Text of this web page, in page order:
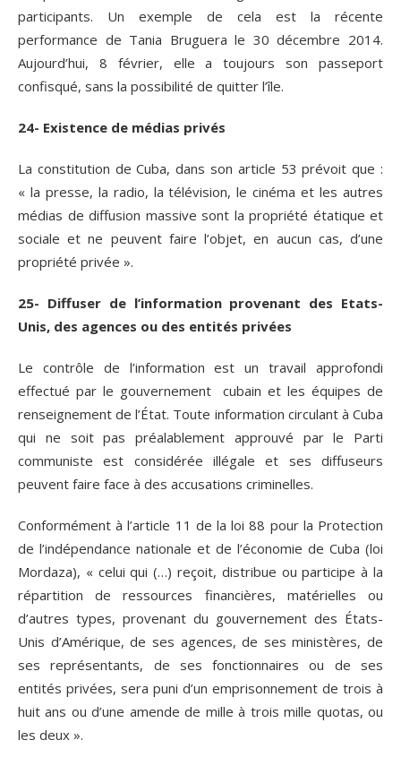
participants. Un exemple de cela est la récente
performance de Tania Bruguera le 30 décembre 2014.
Aujourd’hui, 8 février, elle a toujours son passeport
confisqué, sans la possibilité de quitter l’île.
24- Existence de médias privés
La constitution de Cuba, dans son article 53 prévoit que :
« la presse, la radio, la télévision, le cinéma et les autres
médias de diffusion massive sont la propriété étatique et
sociale et ne peuvent faire l’objet, en aucun cas, d’une
propriété privée ».
25- Diffuser de l’information provenant des Etats-
Unis, des agences ou des entités privées
Le contrôle de l’information est un travail approfondi
effectué par le gouvernement cubain et les équipes de
renseignement de l’État. Toute information circulant à Cuba
qui ne soit pas préalablement approuvé par le Parti
communiste est considérée illégale et ses diffuseurs
peuvent faire face à des accusations criminelles.
Conformément à l’article 11 de la loi 88 pour la Protection
de l’indépendance nationale et de l’économie de Cuba (loi
Mordaza), « celui qui (…) reçoit, distribue ou participe à la
répartition de ressources financières, matérielles ou
d’autres types, provenant du gouvernement des États-
Unis d’Amérique, de ses agences, de ses ministères, de
ses représentants, de ses fonctionnaires ou de ses
entités privées, sera puni d’un emprisonnement de trois à
huit ans ou d’une amende de mille à trois mille quotas, ou
les deux ».